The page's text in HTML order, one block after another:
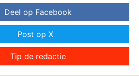
Deel op Facebook
Post op X
Tip de redactie